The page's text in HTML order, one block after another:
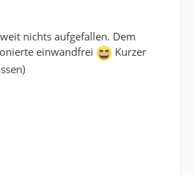
nichts aufgefallen. Dem
einwandfrei
Kurzer